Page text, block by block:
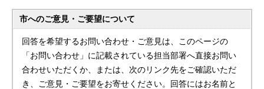
市へのご意見・ご要望について
回答を希望するお問い合わせ・ご意見は、このページの
「お問い合わせ」に記載されている担当部署へ直接お問い
合わせいただくか、または、次のリンク先をご確認いただ
き、ご意見・ご要望をお寄せください。回答にはお名前と